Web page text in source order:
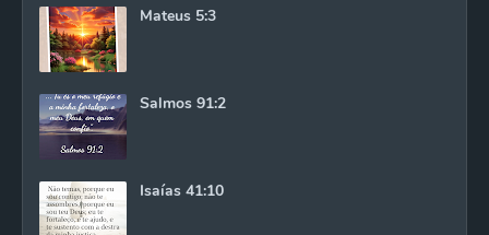
Mateus 5:3
Salmos 91:2
Isaías 41:10